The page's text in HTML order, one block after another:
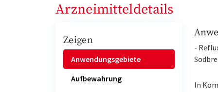
Arzneimitteldetails
Zeigen
Anwendungsgebiete
Aufbewahrung
-
In